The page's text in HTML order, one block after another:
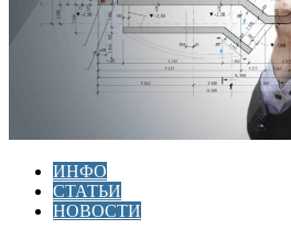
ИНФО
СТАТЬИ
НОВОСТИ